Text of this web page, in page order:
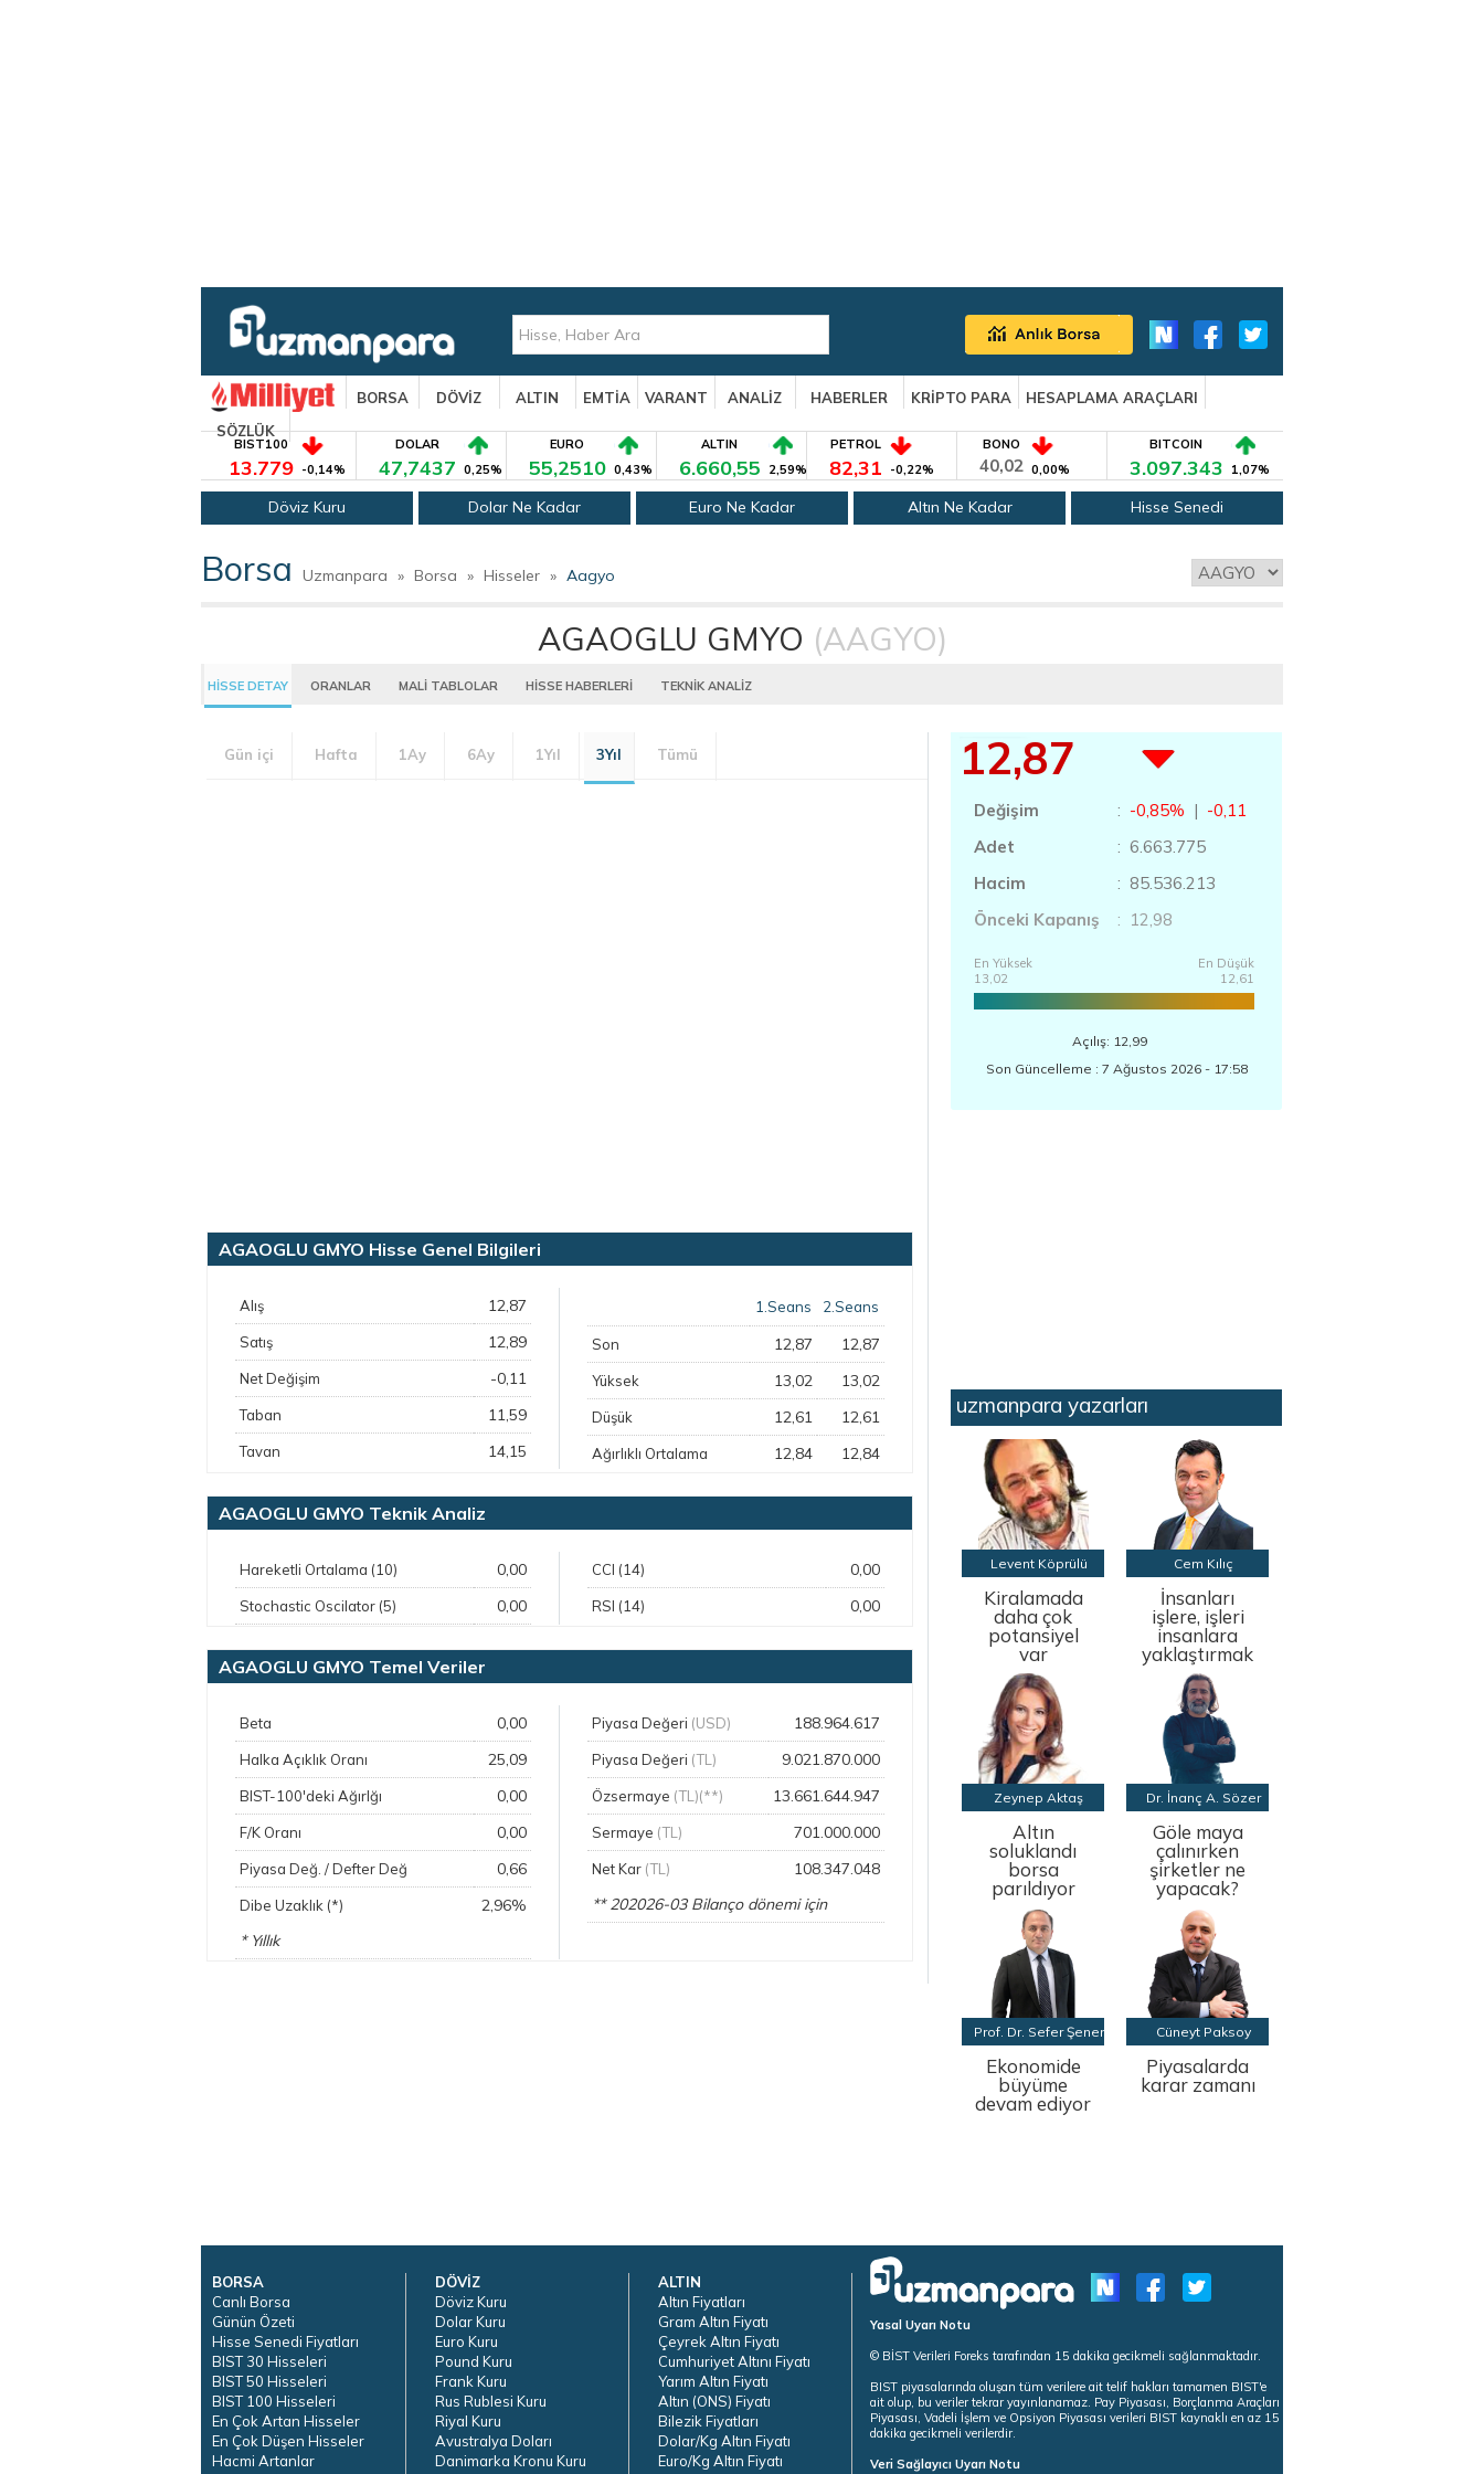
BORSA DÖVİZ ALTIN EMTİA VARANT ANALİZ HABERLER KRİPTO PARA
HESAPLAMA ARAÇLARI
SÖZLÜK
BIST100
13.779 -0,14%
DOLAR
47,7437 0,25%
EURO
55,2510 0,43%
ALTIN
6.660,55 2,59%
PETROL
82,31 -0,22%
BONO
40,02 0,00%
BITCOIN
3.097.343 1,07%
Döviz Kuru Dolar Ne Kadar Euro Ne Kadar Altın Ne Kadar Hisse Senedi
Borsa Uzmanpara » Borsa » Hisseler » Aagyo
AGAOGLU GMYO (AAGYO)
HİSSE DETAY ORANLAR MALİ TABLOLAR HİSSE HABERLERİ TEKNİK ANALİZ
Gün içi Hafta 1Ay 6Ay 1Yıl 3Yıl Tümü
AGAOGLU GMYO Hisse Genel Bilgileri
Alış 12,87
Satış 12,89
Net Değişim -0,11
Taban 11,59
Tavan 14,15
1.Seans 2.Seans
Son 12,87 12,87
Yüksek 13,02 13,02
Düşük 12,61 12,61
Ağırlıklı Ortalama 12,84 12,84
AGAOGLU GMYO Teknik Analiz
Hareketli Ortalama (10) 0,00
Stochastic Oscilator (5) 0,00
CCI (14) 0,00
RSI (14) 0,00
AGAOGLU GMYO Temel Veriler
Beta 0,00
Halka Açıklık Oranı 25,09
BIST-100'deki Ağırlğı 0,00
F/K Oranı 0,00
Piyasa Değ. / Defter Değ 0,66
Dibe Uzaklık (*)
2,96%
* Yıllık
Piyasa Değeri (USD) 188.964.617
Piyasa Değeri (TL) 9.021.870.000
Özsermaye (TL)(**) 13.661.644.947
Sermaye (TL) 701.000.000
Net Kar (TL)
108.347.048
** 202026-03 Bilanço dönemi için
12,87
Değişim : -0,85% | -0,11
Adet
: 6.663.775
Hacim
: 85.536.213
Önceki Kapanış
: 12,98
En Yüksek
13,02
En Düşük
12,61
Açılış: 12,99
Son Güncelleme : 7 Ağustos 2026 - 17:58
uzmanpara yazarları
Levent Köprülü
Kiralamada
daha çok
potansiyel
var
Cem Kılıç
İnsanları
işlere, işleri
insanlara
yaklaştırmak
Zeynep Aktaş
Altın
soluklandı
borsa
parıldıyor
Dr. İnanç A. Sözer
Göle maya
çalınırken
şirketler ne
yapacak?
Prof. Dr. Sefer Şener
Ekonomide
büyüme
devam ediyor
Cüneyt Paksoy
Piyasalarda
karar zamanı
BORSA
Canlı Borsa
Günün Özeti
Hisse Senedi Fiyatları
BIST 30 Hisseleri
BIST 50 Hisseleri
BIST 100 Hisseleri
En Çok Artan Hisseler
En Çok Düşen Hisseler
Hacmi Artanlar
DÖVİZ
Döviz Kuru
Dolar Kuru
Euro Kuru
Pound Kuru
Frank Kuru
Rus Rublesi Kuru
Riyal Kuru
Avustralya Doları
Danimarka Kronu Kuru
ALTIN
Altın Fiyatları
Gram Altın Fiyatı
Çeyrek Altın Fiyatı
Cumhuriyet Altını Fiyatı
Yarım Altın Fiyatı
Altın (ONS) Fiyatı
Bilezik Fiyatları
Dolar/Kg Altın Fiyatı
Euro/Kg Altın Fiyatı
Yasal Uyarı Notu
© BİST Verileri Foreks tarafından 15 dakika gecikmeli sağlanmaktadır.
BIST piyasalarında oluşan tüm verilere ait telif hakları tamamen BIST'e
ait olup, bu veriler tekrar yayınlanamaz. Pay Piyasası, Borçlanma Araçları
Piyasası, Vadeli İşlem ve Opsiyon Piyasası verileri BIST kaynaklı en az 15
dakika gecikmeli verilerdir.
Veri Sağlayıcı Uyarı Notu